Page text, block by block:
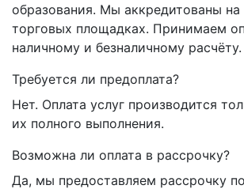
образования. Мы аккредитованы на
торговых площадках. Принимаем
наличному и безналичному расчёту.
Требуется ли предоплата?
Нет. Оплата услуг производится
их полного выполнения.
Возможна ли оплата в рассрочку?
Да, мы предоставляем рассрочку